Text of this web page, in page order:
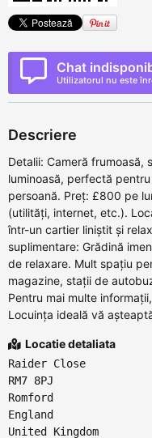
Chat
Utilizatorul nu este
Descriere
Detalii: Cameră frumoasă,
luminoasă, perfectă
persoană. Preț: £800 pe
(utilități, internet, etc.).
într-un cartier liniștit și
suplimentare: Grădină
de relaxare. Mult spațiu
magazine, stații de
Pentru mai multe
Locuința ideală vă
Locatie detaliata
Raider Close
RM7 8PJ
Romford
England
United Kingdom